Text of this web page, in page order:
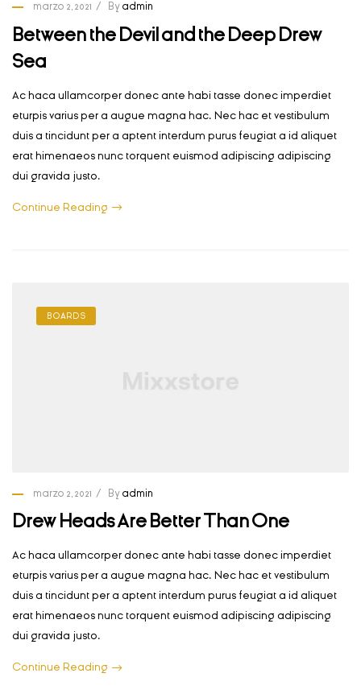
marzo 2, 2021 By admin
Between the Devil and the Deep Drew
Sea
Ac haca ullamcorper donec ante habi tasse donec imperdiet
eturpis varius per a augue magna hac. Nec hac et vestibulum
duis a tincidunt per a aptent interdum purus feugiat a id aliquet
erat himenaeos nunc torquent euismod adipiscing adipiscing
dui gravida justo.
Continue Reading
BOARDS
marzo 2, 2021 By admin
Drew Heads Are Better Than One
Ac haca ullamcorper donec ante habi tasse donec imperdiet
eturpis varius per a augue magna hac. Nec hac et vestibulum
duis a tincidunt per a aptent interdum purus feugiat a id aliquet
erat himenaeos nunc torquent euismod adipiscing adipiscing
dui gravida justo.
Continue Reading